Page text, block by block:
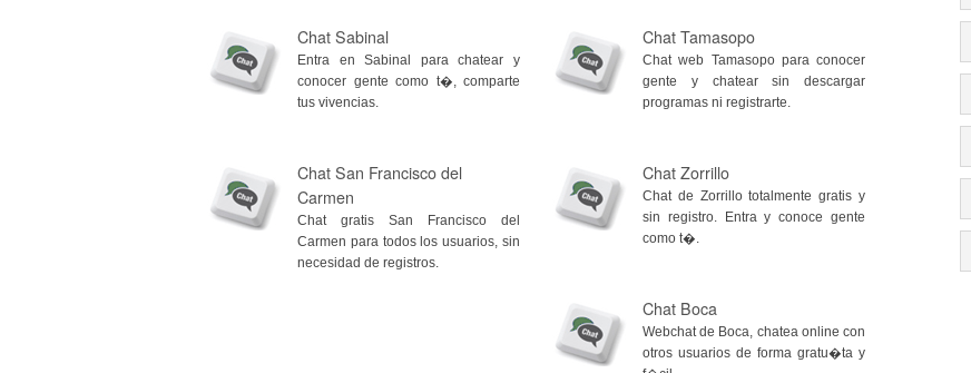
Chat Sabinal
Entra en Sabinal para chatear y
conocer gente como t�, comparte
tus vivencias.
Chat Tamasopo
Chat web Tamasopo para conocer
gente y chatear sin descargar
programas ni registrarte.
Chat San Francisco del
Carmen
Chat gratis San Francisco del
Carmen para todos los usuarios, sin
necesidad de registros.
Chat Zorrillo
Chat de Zorrillo totalmente gratis y
sin registro. Entra y conoce gente
como t�.
Chat Boca
Webchat de Boca, chatea online con
otros usuarios de forma gratu�ta y